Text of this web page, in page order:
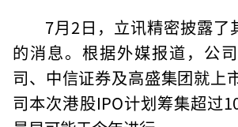
7月2日，立讯精密披露了
的消息。根据外媒报道，公
司、中信证券及高盛集团就上
司本次港股IPO计划筹集超过